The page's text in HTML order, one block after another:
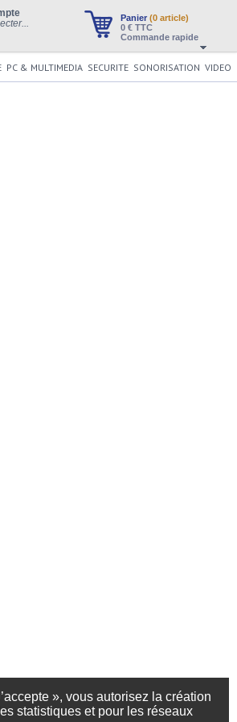
», vous autorisez la création
statistiques et pour les réseaux
Panier (0 article)
0 € TTC
Commande rapide
PC & MULTIMEDIA SECURITE SONORISATION VIDEO